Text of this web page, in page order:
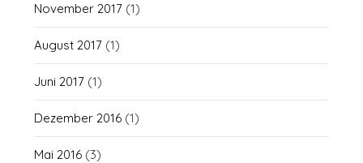
November 2017 (1)
August 2017 (1)
Juni 2017 (1)
Dezember 2016 (1)
Mai 2016 (3)